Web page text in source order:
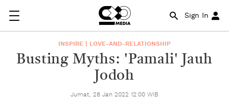
Sign In
INSPIRE | LOVE-AND-RELATIONSHIP
Busting Myths: 'Pamali' Jauh
Jodoh
Jumat, 28 Jan 2022 12:00 WIB